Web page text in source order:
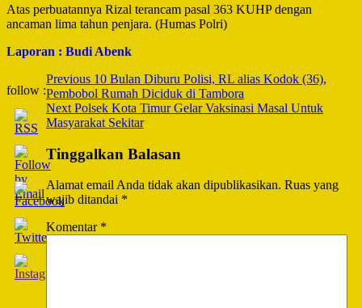
Atas perbuatannya Rizal terancam pasal 363 KUHP dengan
ancaman lima tahun penjara. (Humas Polri)
Laporan : Budi Abenk
follow :
Post
Navigation
Previous 10 Bulan Diburu Polisi, RL alias Kodok (36),
Pembobol Rumah Diciduk di Tambora
Next Polsek Kota Timur Gelar Vaksinasi Masal Untuk
Masyarakat Sekitar
Tinggalkan Balasan
Alamat email Anda tidak akan dipublikasikan. Ruas yang
wajib ditandai *
Komentar *